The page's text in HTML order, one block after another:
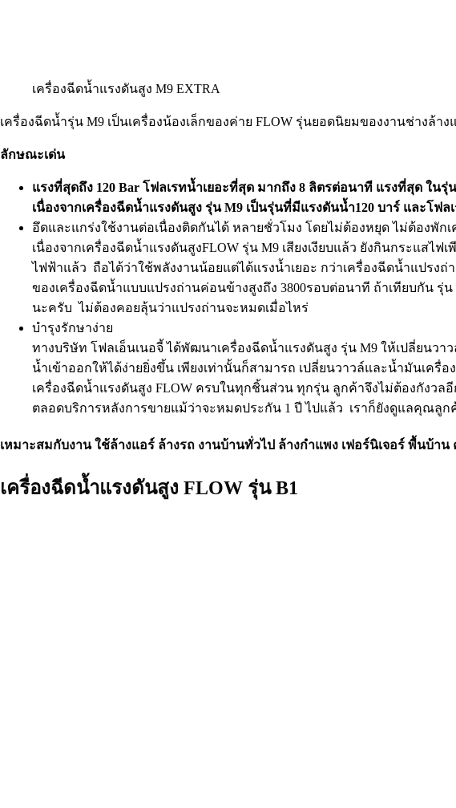
เครื่องฉีดน้ำแรงดันสูง M9 EXTRA
เครื่องฉีดน้ำรุ่น M9 เป็นเครื่องน้องเล็กของค่าย FLOW รุ่นยอดนิยมของงานช่างล้า
ลักษณะเด่น
แรงที่สุดถึง 120 Bar โฟลเรทน้ำเยอะที่สุด มากถึง 8 ลิตรต่อนาที แรงที่สุด ในรุ่
เนื่องจากเครื่องฉีดน้ำแรงดันสูง รุ่น M9 เป็นรุ่นที่มีแรงดันน้ำ120 บาร์ และโฟ
อึดและแกร่งใช้งานต่อเนื่องติดกันได้ หลายชั่วโมง โดยไม่ต้องหยุด ไม่ต้องพักเ
เนื่องจากเครื่องฉีดน้ำแรงดันสูงFLOW รุ่น M9 เสียงเงียบแล้ว ยังกินกระแส
ไฟฟ้าแล้ว ถือได้ว่าใช้พลังงานน้อยแต่ได้แรงน้ำเยอะ กว่าเครื่องฉีดน้ำแปรง
ของเครื่องฉีดน้ำแบบแปรงถ่านค่อนข้างสูงถึง 3800รอบต่อนาที ถ้าเทียบกัน รุ่
นะครับ ไม่ต้องคอยลุ้นว่าแปรงถ่านจะหมดเมื่อไหร่
บำรุงรักษาง่าย
ทางบริษัท โฟลเอ็นเนอจี้ ได้พัฒนาเครื่องฉีดน้ำแรงดันสูง รุ่น M9 ให้เปลี่ยนว
น้ำเข้าออกให้ได้ง่ายยิ่งขึ้น เพียงเท่านั้นก็สามารถ เปลี่ยนวาวล์และน้ำมันเครื่
เครื่องฉีดน้ำแรงดันสูง FLOW ครบในทุกชิ้นส่วน ทุกรุ่น ลูกค้าจึงไม่ต้องกังว
ตลอดบริการหลังการขายแม้ว่าจะหมดประกัน 1 ปี ไปแล้ว เราก็ยังดูแลคุณลู
เหมาะสมกับงาน ใช้ล้างแอร์ ล้างรถ งานบ้านทั่วไป ล้างกำแพง เฟอร์นิเจอร์ พื้นบ้า
เครื่องฉีดน้ำแรงดันสูง FLOW รุ่น B1